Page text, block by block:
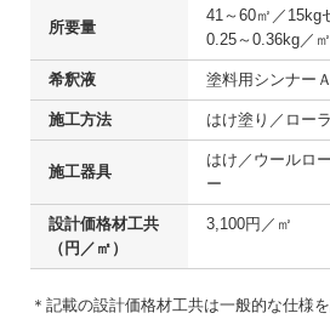
所要量
41～60㎡／15kg
0.25～0.36kg／㎡
希釈液 塗料用シンナーＡ
施工方法 はけ塗り／ロー
施工器具
はけ／ウールロ
ー
設計価格材工共
（円／㎡）
3,100円／㎡
＊記載の設計価格材工共は一般的な仕様